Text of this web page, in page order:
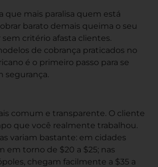
que mais paralisa quem está
barato demais queima o seu
sem critério afasta clientes.
de cobrança praticados no
é o primeiro passo para se
segurança.
comum e transparente. O cliente
que você realmente trabalhou.
variam bastante: em cidades
em torno de $20 a $25; nas
chegam facilmente a $35 a